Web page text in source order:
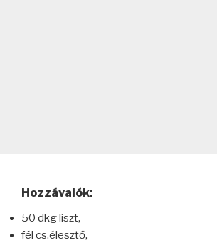
Hozzávalók:
50 dkg liszt,
fél cs.élesztő,